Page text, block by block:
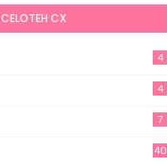
CELOTEH CX
4
4
7
40